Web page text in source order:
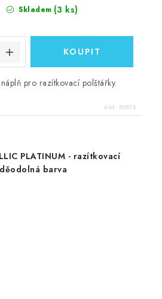
Skladem (3 ks)
pro razítkovací polštářky.
Kód: 86874
PLATINUM - razítkovací
barva